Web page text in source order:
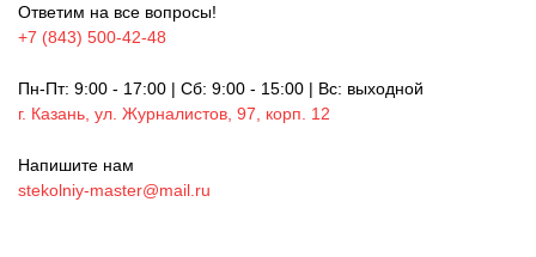
Ответим на все вопросы!
+7 (843) 500-42-48
Пн-Пт: 9:00 - 17:00 | Сб: 9:00 - 15:00 | Вс: выходной
г. Казань, ул. Журналистов, 97, корп. 12
Напишите нам
stekolniy-master@mail.ru